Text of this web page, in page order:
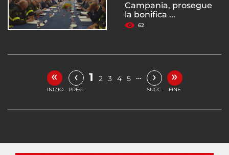
Campania, prosegue
la bonifica ...
62
«
INIZIO
‹
PREC.
1 2 3 4 5 … ›
SUCC.
»
FINE